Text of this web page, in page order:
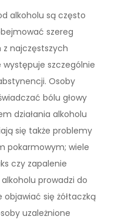
alkoholu są często
szereg
najczęstszych
występuje szczególnie
Osoby
bólu głowy
działania alkoholu
się także problemy
pokarmowym; wiele
czy zapalenie
alkoholu prowadzi do
się żółtaczką
uzależnione